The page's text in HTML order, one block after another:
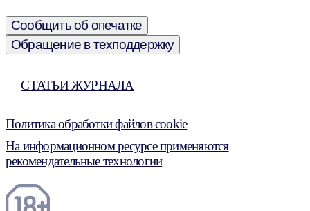
Сообщить об опечатке
Обращение в техподдержку
СТАТЬИ ЖУРНАЛА
Политика обработки файлов cookie
На информационном ресурсе применяются
рекомендательные технологии